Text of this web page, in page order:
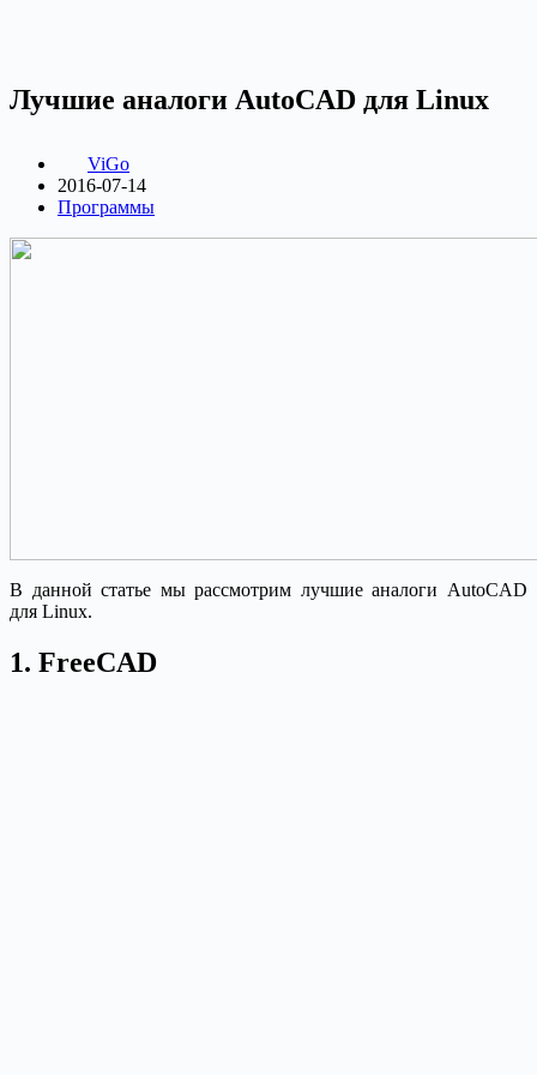
Лучшие аналоги AutoCAD для Linux
ViGo
2016-07-14
Программы
В данной статье мы рассмотрим лучшие аналоги AutoCAD
для Linux.
1. FreeCAD